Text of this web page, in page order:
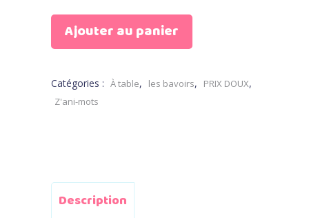
lapin
Ajouter au panier
Catégories : À table, les bavoirs, PRIX DOUX,
Z'ani-mots
Description